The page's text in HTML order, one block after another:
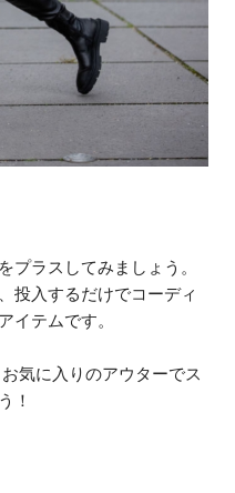
プラスしてみましょう。
投入するだけでコーディ
イテムです。
気に入りのアウターでス
！